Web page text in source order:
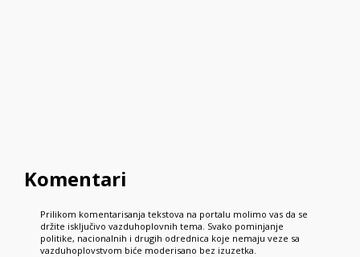
Komentari
Prilikom komentarisanja tekstova na portalu molimo vas da se
držite isključivo vazduhoplovnih tema. Svako pominjanje
politike, nacionalnih i drugih odrednica koje nemaju veze sa
vazduhoplovstvom biće moderisano bez izuzetka.